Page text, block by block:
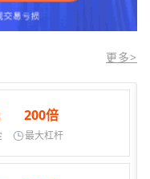
更多>
200倍
最大杠杆